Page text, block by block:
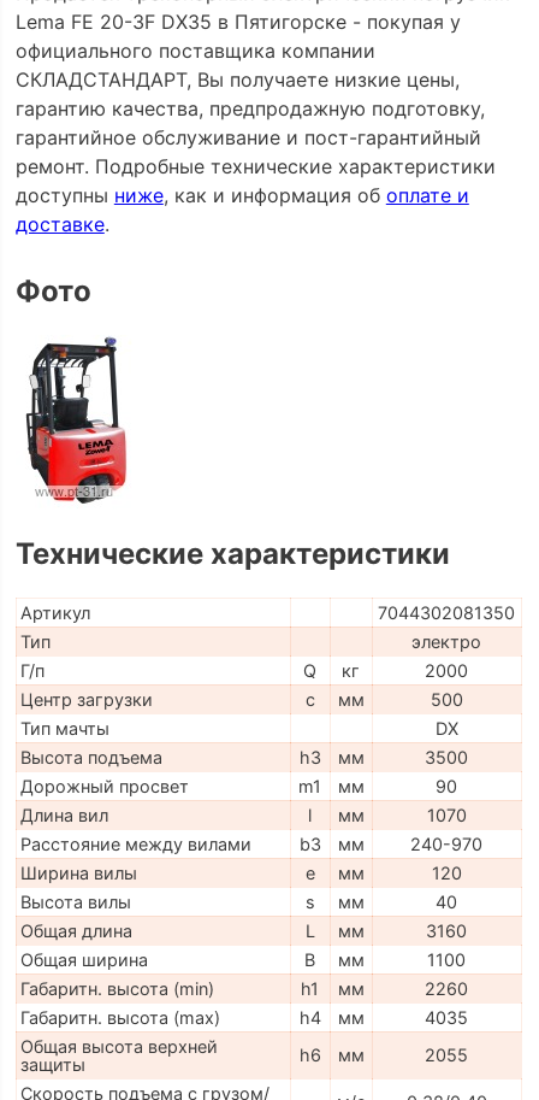
Lema FE 20-3F DX35 в Пятигорске - покупая у
официального поставщика компании
СКЛАДСТАНДАРТ, Вы получаете низкие цены,
гарантию качества, предпродажную подготовку,
гарантийное обслуживание и пост-гарантийный
ремонт. Подробные технические характеристики
доступны ниже, как и информация об оплате и
доставке.
Фото
Технические характеристики
Артикул
7044302081350
Тип
электро
Г/п
Q кг
2000
Центр загрузки
c мм
500
Тип мачты
DX
Высота подъема
h3 мм
3500
Дорожный просвет
m1 мм
90
Длина вил
l мм
1070
Расстояние между вилами
b3 мм
240-970
Ширина вилы
e мм
120
Высота вилы
s мм
40
Общая длина
L мм
3160
Общая ширина
B мм
1100
Габаритн. высота (min)
h1 мм
2260
Габаритн. высота (max)
h4 мм
4035
Общая высота верхней
защиты
h6 мм
2055
Скорость подъема с грузом/